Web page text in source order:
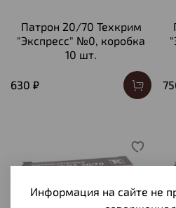
Патрон 20/70 Техкрим
"Экспресс" №0, коробка
10 шт.
630 ₽
Информация на сайте не